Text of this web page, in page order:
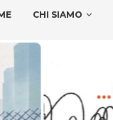
CHI SIAMO